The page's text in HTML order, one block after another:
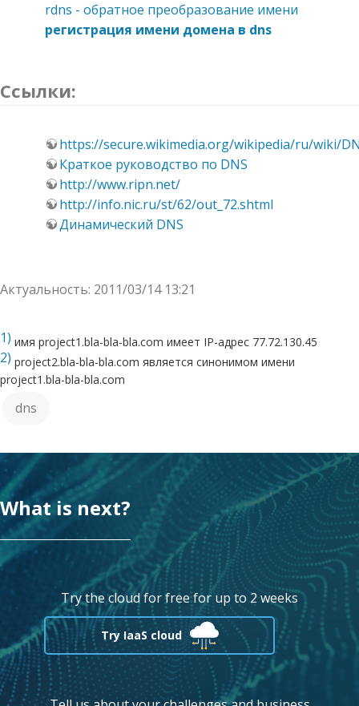
rdns - обратное преобразование имени
регистрация имени домена в dns
Ссылки:
https://secure.wikimedia.org/wikipedia/ru/wiki/
Краткое руководство по DNS
http://www.ripn.net/
http://info.nic.ru/st/62/out_72.shtml
Динамический DNS
Актуальность: 2011/03/14 13:21
1) имя project1.bla-bla-bla.com имеет IP-адрес 77.72.130.45
2) project2.bla-bla-bla.com является синонимом имени
project1.bla-bla-bla.com
dns
What is next?
Try the cloud for free for up to 2 weeks
Try IaaS cloud